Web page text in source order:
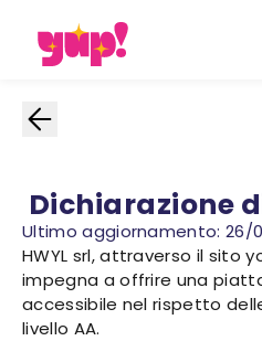
Dichiarazione
Ultimo aggiornamento: 26/
HWYL srl, attraverso il sito
impegna a offrire una
accessibile nel rispetto
livello AA.